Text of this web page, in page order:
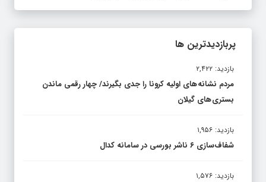
پربازدیدترین ها
بازدید: ۲,۴۲۲
مردم نشانه های اولیه کرونا را جدی بگیرند/ چهار رقمی ماندن
بستری های گیلان
بازدید: ۱,۹۵۶
شفاف‌سازی ۶ ناشر بورسی در سامانه کدال
بازدید: ۱,۵۷۶